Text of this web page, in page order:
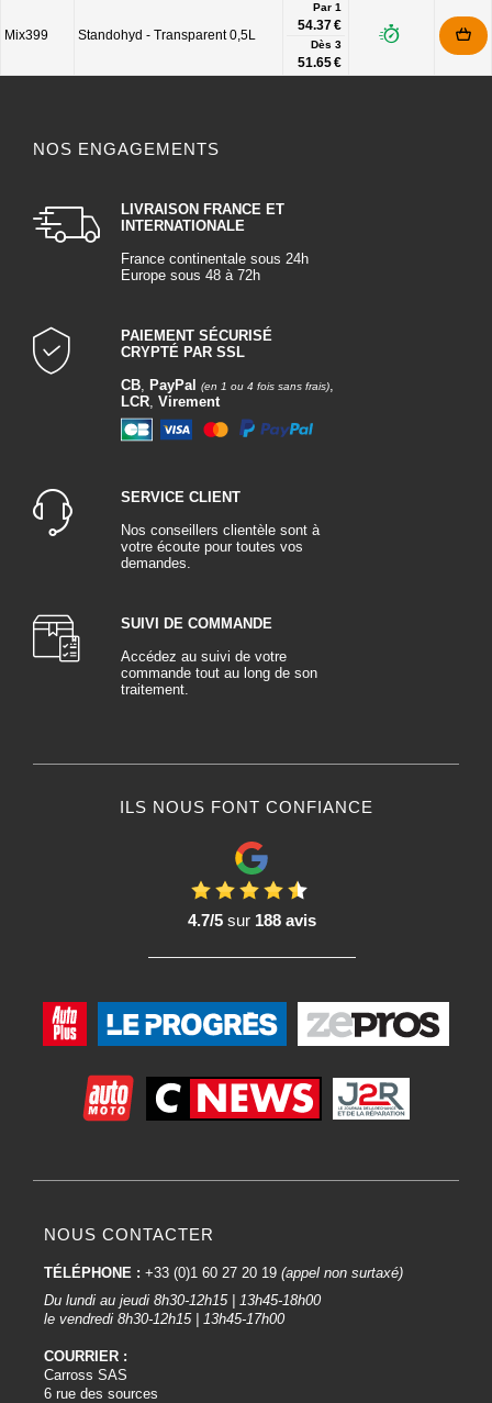
Mix399 Standohyd - Transparent 0,5L
Par 1
54.37 €
Dès 3
51.65 €
NOS ENGAGEMENTS
LIVRAISON FRANCE ET
INTERNATIONALE
France continentale sous 24h
Europe sous 48 à 72h
PAIEMENT SÉCURISÉ
CRYPTÉ PAR SSL
CB, PayPal (en 1 ou 4 fois sans frais),
LCR, Virement
SERVICE CLIENT
Nos conseillers clientèle sont à
votre écoute pour toutes vos
demandes.
SUIVI DE COMMANDE
Accédez au suivi de votre
commande tout au long de son
traitement.
ILS NOUS FONT CONFIANCE
4.7/5sur 188 avis
NOUS CONTACTER
TÉLÉPHONE : +33 (0)1 60 27 20 19 (appel non surtaxé)
Du lundi au jeudi 8h30-12h15 | 13h45-18h00
le vendredi 8h30-12h15 | 13h45-17h00
COURRIER :
Carross SAS
6 rue des sources